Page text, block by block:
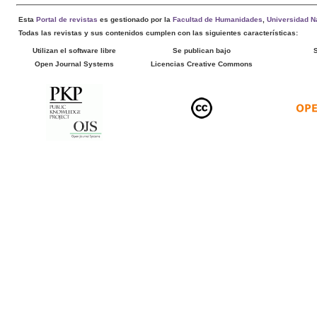
EstaPortal de revistas es gestionado por laFacultad de Humanidades ,Universidad
Todas las revistas y sus contenidos cumplen con las siguientes características:
Utilizan el software libre
Open Journal Systems
Se publican bajo
Licencias Creative Commons